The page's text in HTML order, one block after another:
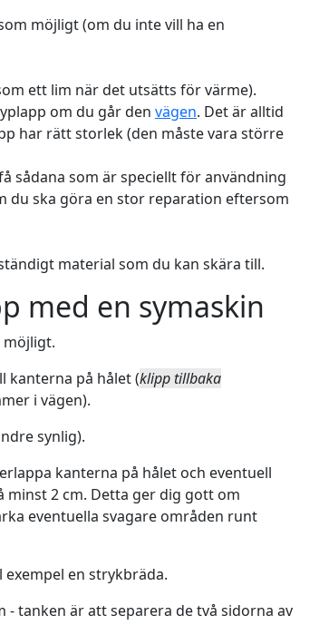
möjligt (om du inte vill ha en
ett lim när det utsätts för värme).
om du går den vägen. Det är alltid
har rätt storlek (den måste vara större
sådana som är speciellt för användning
du ska göra en stor reparation eftersom
material som du kan skära till.
med en symaskin
möjligt.
kanterna på hålet (klipp tillbaka
i vägen).
synlig).
kanterna på hålet och eventuell
minst 2 cm. Detta ger dig gott om
eventuella svagare områden runt
exempel en strykbräda.
- tanken är att separera de två sidorna av